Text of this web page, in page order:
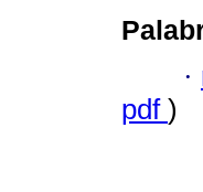
·
pdf )